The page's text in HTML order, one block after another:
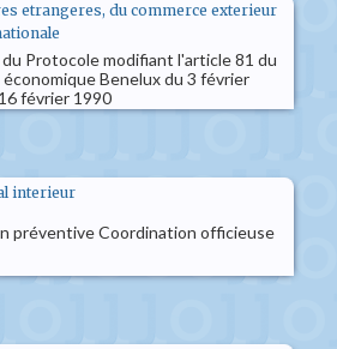
etrangeres, du commerce exterieur
Protocole modifiant l'article 81 du
Benelux du 3 février
février 1990
interieur
préventive Coordination officieuse